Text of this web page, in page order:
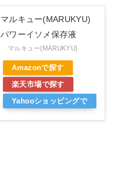
マルキュー(MARUKYU)
パワーイソメ保存液
マルキュー(MARUKYU)
Amazonで探す
楽天市場で探す
Yahooショッピングで